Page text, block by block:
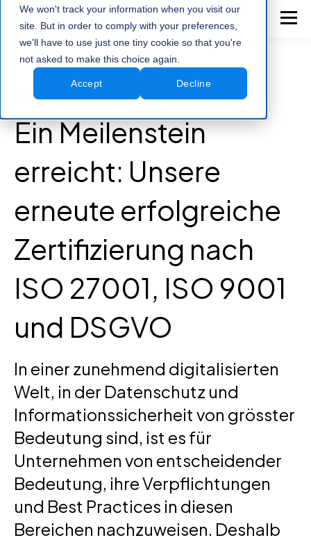
We won't track your information when you visit our
site. But in order to comply with your preferences,
we'll have to use just one tiny cookie so that you're
not asked to make this choice again.
Accept Decline
Microsoft 365
Ein Meilenstein
erreicht: Unsere
erneute erfolgreiche
Zertifizierung nach
ISO 27001, ISO 9001
und DSGVO
In einer zunehmend digitalisierten
Welt, in der Datenschutz und
Informationssicherheit von grösster
Bedeutung sind, ist es für
Unternehmen von entscheidender
Bedeutung, ihre Verpflichtungen
und Best Practices in diesen
Bereichen nachzuweisen. Deshalb